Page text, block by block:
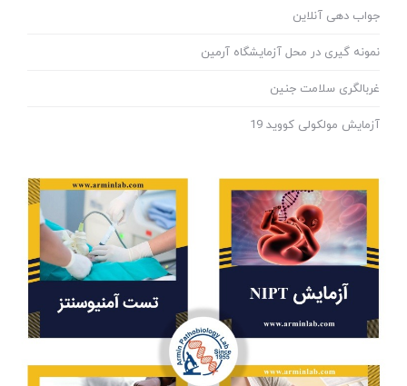
جواب دهی آنلاین
نمونه گیری در محل آزمایشگاه آرمین
غربالگری سلامت جنین
آزمایش مولکولی کووید 19